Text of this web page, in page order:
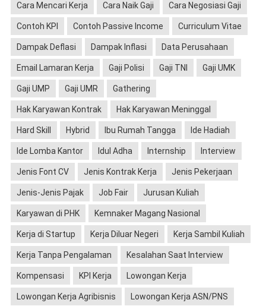
Cara Mencari Kerja Cara Naik Gaji Cara Negosiasi Gaji
Contoh KPI Contoh Passive Income Curriculum Vitae
Dampak Deflasi Dampak Inflasi Data Perusahaan
Email Lamaran Kerja Gaji Polisi Gaji TNI Gaji UMK
Gaji UMP Gaji UMR Gathering
Hak Karyawan Kontrak Hak Karyawan Meninggal
Hard Skill Hybrid Ibu Rumah Tangga Ide Hadiah
Ide Lomba Kantor Idul Adha Internship Interview
Jenis Font CV Jenis Kontrak Kerja Jenis Pekerjaan
Jenis-Jenis Pajak Job Fair Jurusan Kuliah
Karyawan di PHK Kemnaker Magang Nasional
Kerja di Startup Kerja Diluar Negeri Kerja Sambil Kuliah
Kerja Tanpa Pengalaman Kesalahan Saat Interview
Kompensasi KPI Kerja Lowongan Kerja
Lowongan Kerja Agribisnis Lowongan Kerja ASN/PNS